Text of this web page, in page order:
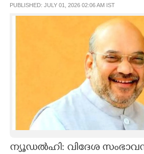
LIFESTYLE
ASTRO
PUBLISHED: JULY 01, 2026 02:06 AM IST
ന്യൂഡൽഹി: വിദേശ